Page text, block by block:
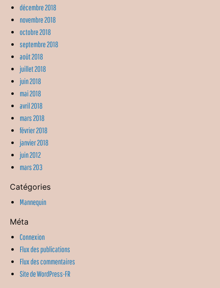
décembre 2018
novembre 2018
octobre 2018
septembre 2018
août 2018
juillet 2018
juin 2018
mai 2018
avril 2018
mars 2018
février 2018
janvier 2018
juin 2012
mars 203
Catégories
Mannequin
Méta
Connexion
Flux des publications
Flux des commentaires
Site de WordPress-FR